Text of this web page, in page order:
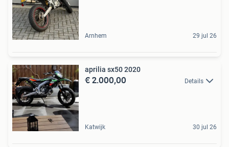
Arnhem 29 jul 26
aprilia sx50 2020
€ 2.000,00 Details
Katwijk 30 jul 26